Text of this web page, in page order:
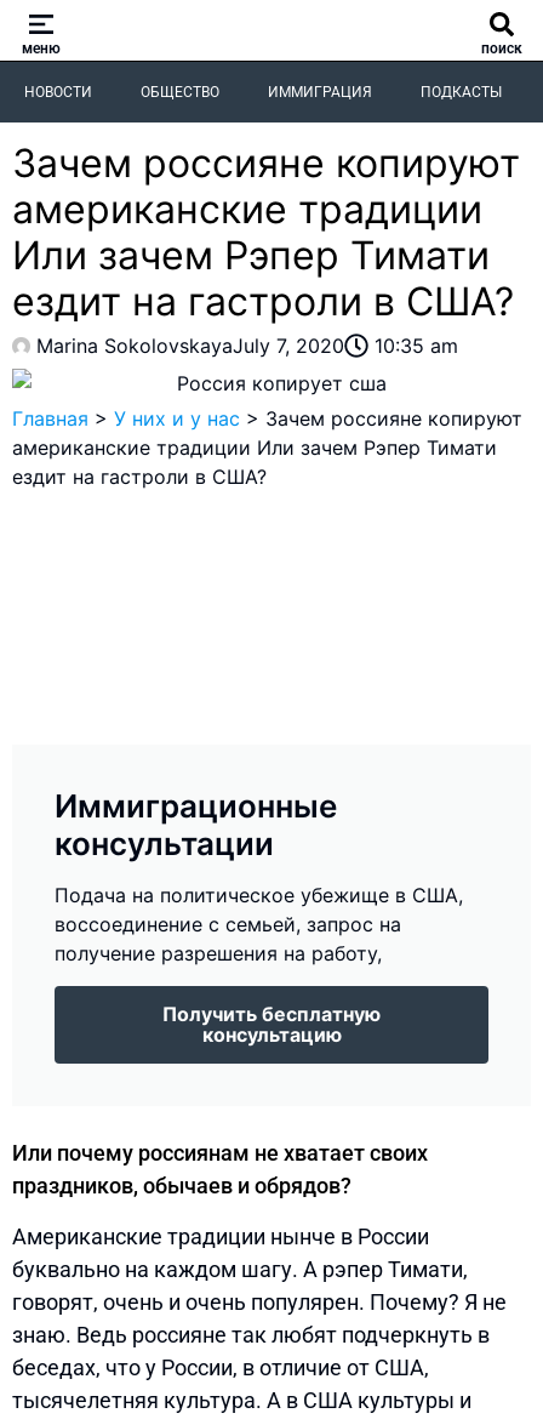
меню поиск
НОВОСТИ ОБЩЕСТВО ИММИГРАЦИЯ ПОДКАСТЫ
Зачем россияне копируют
американские традиции
Или зачем Рэпер Тимати
ездит на гастроли в США?
Marina SokolovskayaJuly 7, 2020 10:35 am
Главная > У них и у нас > Зачем россияне копируют
американские традиции Или зачем Рэпер Тимати
ездит на гастроли в США?
Иммиграционные
консультации
Подача на политическое убежище в США,
воссоединение с семьей, запрос на
получение разрешения на работу,
Получить бесплатную
консультацию
Или почему россиянам не хватает своих
праздников, обычаев и обрядов?
Американские традиции нынче в России
буквально на каждом шагу. А рэпер Тимати,
говорят, очень и очень популярен. Почему? Я не
знаю. Ведь россияне так любят подчеркнуть в
беседах, что у России, в отличие от США,
тысячелетняя культура. А в США культуры и